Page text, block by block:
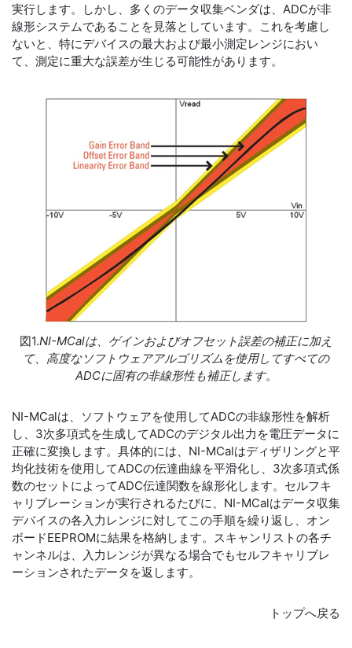
実行します。しかし、多くのデータ収集ベンダは、ADCが非
線形システムであることを見落としています。これを考慮し
ないと、特にデバイスの最大および最小測定レンジにおい
て、測定に重大な誤差が生じる可能性があります。
図1.NI-MCalは、ゲインおよびオフセット誤差の補正に加え
て、高度なソフトウェアアルゴリズムを使用してすべての
ADCに固有の非線形性も補正します。
NI-MCalは、ソフトウェアを使用してADCの非線形性を解析
し、3次多項式を生成してADCのデジタル出力を電圧データに
正確に変換します。具体的には、NI-MCalはディザリングと平
均化技術を使用してADCの伝達曲線を平滑化し、3次多項式係
数のセットによってADC伝達関数を線形化します。セルフキ
ャリブレーションが実行されるたびに、NI-MCalはデータ収集
デバイスの各入力レンジに対してこの手順を繰り返し、オン
ボードEEPROMに結果を格納します。スキャンリストの各チ
ャンネルは、入力レンジが異なる場合でもセルフキャリブレ
ーションされたデータを返します。
トップへ戻る